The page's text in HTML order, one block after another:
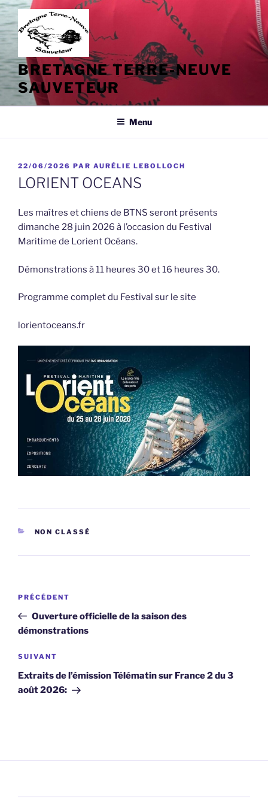
Aller
au
contenu
principal
BRETAGNE TERRE-NEUVE
SAUVETEUR
Menu
PUBLIÉ
LE
22/06/2026 PAR AURÉLIE LEBOLLOCH
LORIENT OCEANS
Les maîtres et chiens de BTNS seront présents
dimanche 28 juin 2026 à l’occasion du Festival
Maritime de Lorient Océans.
Démonstrations à 11 heures 30 et 16 heures 30.
Programme complet du Festival sur le site
lorientoceans.fr
CATÉGORIES
NON CLASSÉ
Navigation
l’article
Article
précédent
PRÉCÉDENT
Ouverture officielle de la saison des
démonstrations
Article
suivant
SUIVANT
Extraits de l’émission Télématin sur France 2 du 3
août 2026: